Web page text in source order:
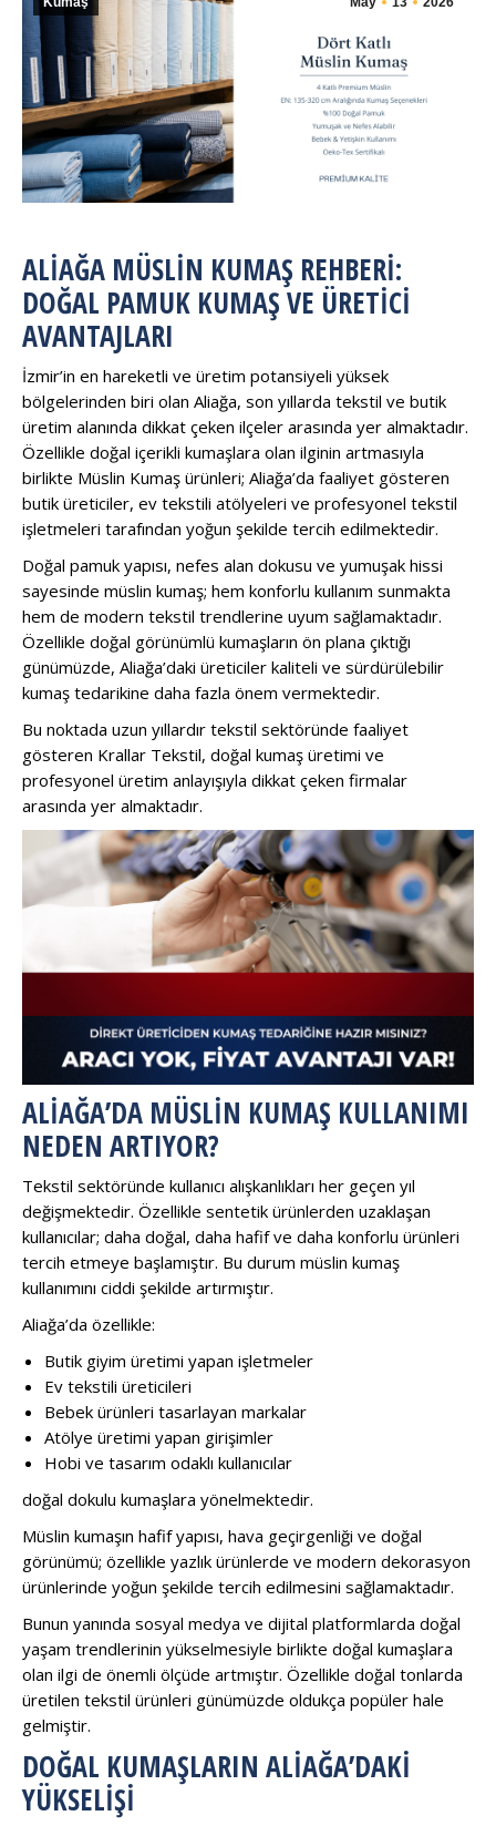
ALIAĞA MÜSLIN KUMAŞ REHBERI:
DOĞAL PAMUK KUMAŞ VE ÜRETICI
AVANTAJLARI
İzmir’in en hareketli ve üretim potansiyeli yüksek
bölgelerinden biri olan Aliağa, son yıllarda tekstil ve butik
üretim alanında dikkat çeken ilçeler arasında yer almaktadır.
Özellikle doğal içerikli kumaşlara olan ilginin artmasıyla
birlikte Müslin Kumaş ürünleri; Aliağa’da faaliyet gösteren
butik üreticiler, ev tekstili atölyeleri ve profesyonel tekstil
işletmeleri tarafından yoğun şekilde tercih edilmektedir.
Doğal pamuk yapısı, nefes alan dokusu ve yumuşak hissi
sayesinde müslin kumaş; hem konforlu kullanım sunmakta
hem de modern tekstil trendlerine uyum sağlamaktadır.
Özellikle doğal görünümlü kumaşların ön plana çıktığı
günümüzde, Aliağa’daki üreticiler kaliteli ve sürdürülebilir
kumaş tedarikine daha fazla önem vermektedir.
Bu noktada uzun yıllardır tekstil sektöründe faaliyet
gösteren Krallar Tekstil, doğal kumaş üretimi ve
profesyonel üretim anlayışıyla dikkat çeken firmalar
arasında yer almaktadır.
ALIAĞA’DA MÜSLIN KUMAŞ KULLANIMI
NEDEN ARTIYOR?
Tekstil sektöründe kullanıcı alışkanlıkları her geçen yıl
değişmektedir. Özellikle sentetik ürünlerden uzaklaşan
kullanıcılar; daha doğal, daha hafif ve daha konforlu ürünleri
tercih etmeye başlamıştır. Bu durum müslin kumaş
kullanımını ciddi şekilde artırmıştır.
Aliağa’da özellikle:
Butik giyim üretimi yapan işletmeler
Ev tekstili üreticileri
Bebek ürünleri tasarlayan markalar
Atölye üretimi yapan girişimler
Hobi ve tasarım odaklı kullanıcılar
doğal dokulu kumaşlara yönelmektedir.
Müslin kumaşın hafif yapısı, hava geçirgenliği ve doğal
görünümü; özellikle yazlık ürünlerde ve modern dekorasyon
ürünlerinde yoğun şekilde tercih edilmesini sağlamaktadır.
Bunun yanında sosyal medya ve dijital platformlarda doğal
yaşam trendlerinin yükselmesiyle birlikte doğal kumaşlara
olan ilgi de önemli ölçüde artmıştır. Özellikle doğal tonlarda
üretilen tekstil ürünleri günümüzde oldukça popüler hale
gelmiştir.
DOĞAL KUMAŞLARIN ALIAĞA’DAKI
YÜKSELIŞI